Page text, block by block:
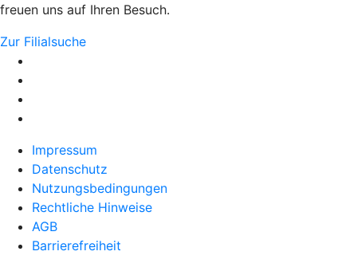
freuen uns auf Ihren Besuch.
Zur Filialsuche
Impressum
Datenschutz
Nutzungsbedingungen
Rechtliche Hinweise
AGB
Barrierefreiheit